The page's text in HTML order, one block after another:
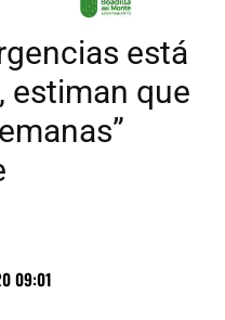
está
estiman que
09:01